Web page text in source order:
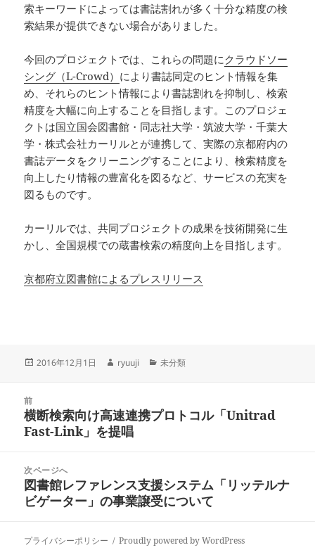
索キーワードによっては書誌割れが多く十分な精度の検
索結果が提供できない場合がありました。
今回のプロジェクトでは、これらの問題に クラウドソー
シング（L-Crowd） により書誌同定のヒント情報を集
め、それらのヒント情報により書誌割れを抑制し、検索
精度を大幅に向上することを目指します。このプロジェ
クトは国立国会図書館・同志社大学・筑波大学・千葉大
学・株式会社カーリルとが連携して、実際の京都府内の
書誌データをクリーニングすることにより、検索精度を
向上したり情報の豊富化を図るなど、サービスの充実を
図るものです。
カーリルでは、共同プロジェクトの成果を技術開発に生
かし、全国規模での蔵書検索の精度向上を目指します。
京都府立図書館によるプレスリリース
投
2016年12月1日
作
ryuuji
カ
ー
未分類
前
前
の
稿:
横断検索向け高速連携プロトコル「Unitrad
Fast-Link」を提唱
次ページへ
次
の
稿:
図書館レファレンス支援システム「リッテルナ
ビゲーター」の事業譲受について
プライバシーポリシー Proudly powered by WordPress